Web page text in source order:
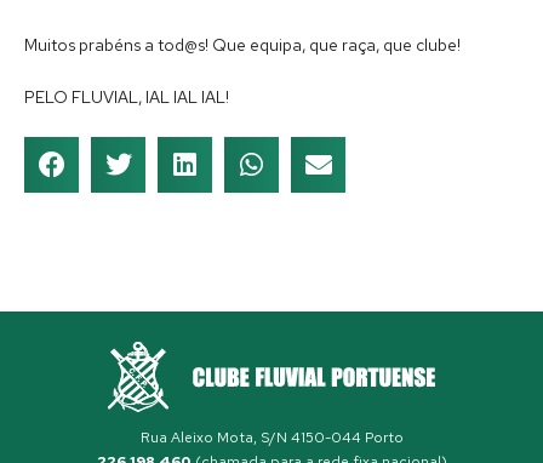
Muitos prabéns a tod@s! Que equipa, que raça, que clube!
PELO FLUVIAL, IAL IAL IAL!
Rua Aleixo Mota, S/N 4150-044 Porto